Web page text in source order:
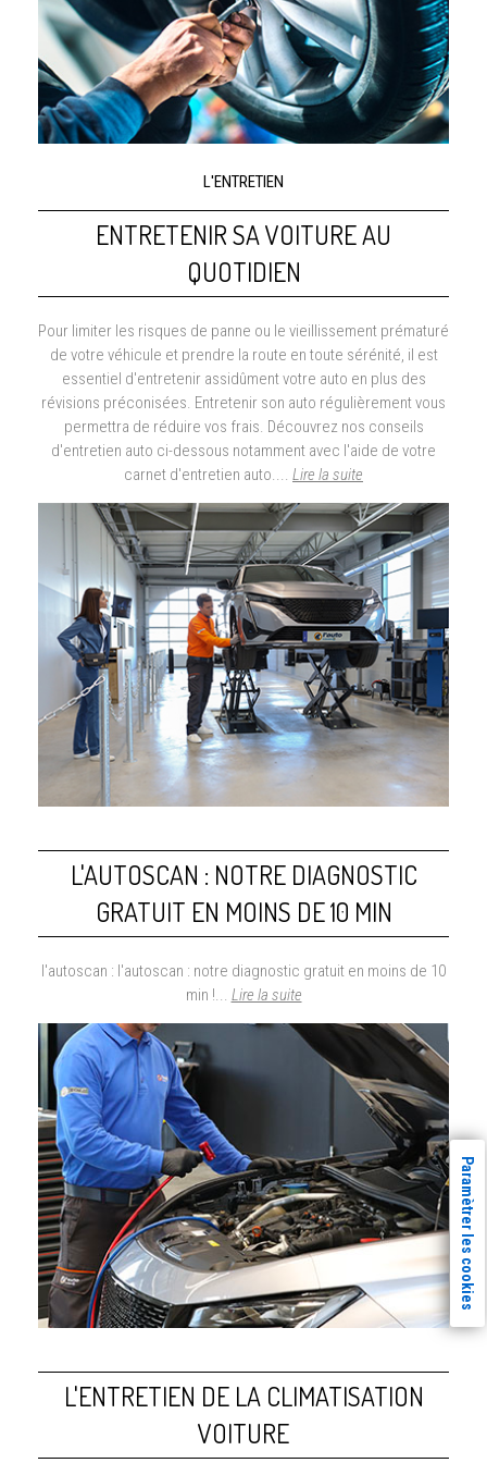
L'ENTRETIEN
ENTRETENIR SA VOITURE AU
QUOTIDIEN
Pour limiter les risques de panne ou le vieillissement prématuré
de votre véhicule et prendre la route en toute sérénité, il est
essentiel d'entretenir assidûment votre auto en plus des
révisions préconisées. Entretenir son auto régulièrement vous
permettra de réduire vos frais. Découvrez nos conseils
d'entretien auto ci-dessous notamment avec l'aide de votre
carnet d'entretien auto.... Lire la suite
L'AUTOSCAN : NOTRE DIAGNOSTIC
GRATUIT EN MOINS DE 10 MIN
l'autoscan : l'autoscan : notre diagnostic gratuit en moins de 10
min !... Lire la suite
L'ENTRETIEN DE LA CLIMATISATION
VOITURE
Paramètrer les cookies